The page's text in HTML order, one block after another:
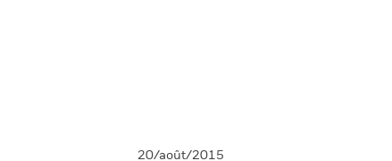
20/août/2015